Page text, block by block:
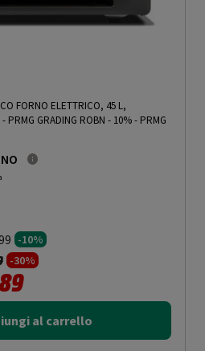
FORNO ELETTRICO, 45 L,
PRMG GRADING ROBN - 10%- PRMG
-10%
ridotto da
a-30%
al carrello